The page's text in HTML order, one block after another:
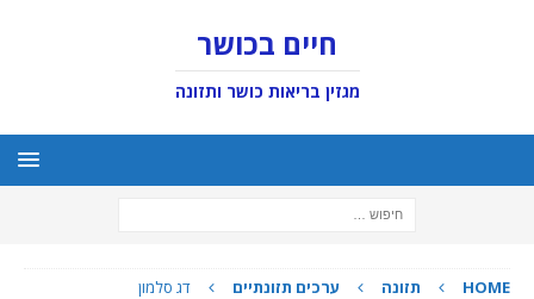
חיים בכושר
מגזין בריאות כושר ותזונה
HOME תזונה ערכים תזונתיים דג סלמון